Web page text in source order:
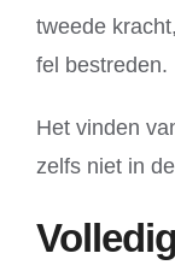
tweede
fel bestreden.
Het vinden
zelfs niet in